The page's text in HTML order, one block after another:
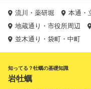
流川・薬研堀 本通・
地蔵通り・市役所周辺
並木通り・袋町・中町
知ってる？牡蠣の基礎知識
岩牡蠣